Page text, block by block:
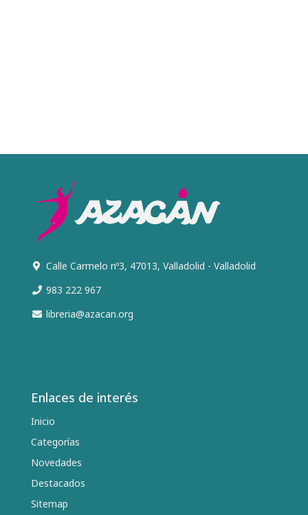
Calle Carmelo nº3, 47013, Valladolid - Valladolid
983 222 967
libreria@azacan.org
Enlaces de interés
Inicio
Categorías
Novedades
Destacados
Sitemap